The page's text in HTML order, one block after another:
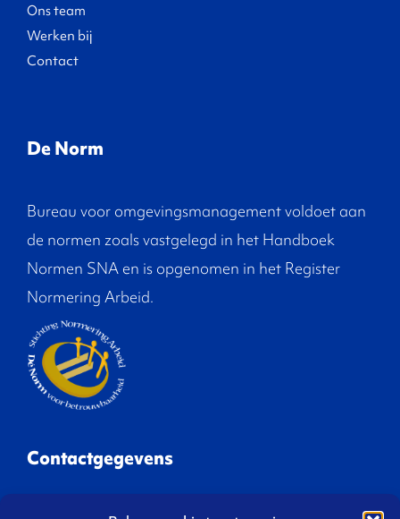
Ons team
Werken bij
Contact
De Norm
Bureau voor omgevingsmanagement voldoet aan
de normen zoals vastgelegd in het Handboek
Normen SNA en is opgenomen in het Register
Normering Arbeid.
Contactgegevens